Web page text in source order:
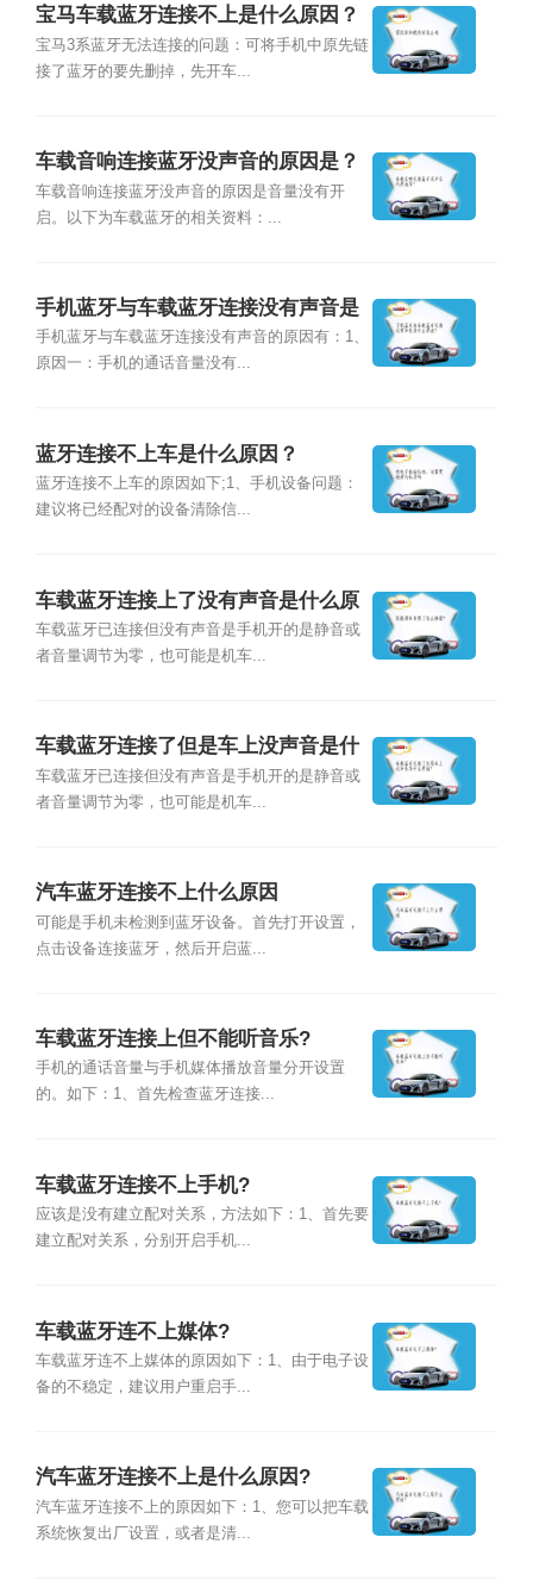
宝马车载蓝牙连接不上是什么原因？
宝马3系蓝牙无法连接的问题：可将手机中原先链
接了蓝牙的要先删掉，先开车...
车载音响连接蓝牙没声音的原因是？
车载音响连接蓝牙没声音的原因是音量没有开
启。以下为车载蓝牙的相关资料：...
手机蓝牙与车载蓝牙连接没有声音是
什么原因？
手机蓝牙与车载蓝牙连接没有声音的原因有：1、
原因一：手机的通话音量没有...
蓝牙连接不上车是什么原因？
蓝牙连接不上车的原因如下;1、手机设备问题：
建议将已经配对的设备清除信...
车载蓝牙连接上了没有声音是什么原
因？
车载蓝牙已连接但没有声音是手机开的是静音或
者音量调节为零，也可能是机车...
车载蓝牙连接了但是车上没声音是什
么原因？
车载蓝牙已连接但没有声音是手机开的是静音或
者音量调节为零，也可能是机车...
汽车蓝牙连接不上什么原因
可能是手机未检测到蓝牙设备。首先打开设置，
点击设备连接蓝牙，然后开启蓝...
车载蓝牙连接上但不能听音乐?
手机的通话音量与手机媒体播放音量分开设置
的。如下：1、首先检查蓝牙连接...
车载蓝牙连接不上手机?
应该是没有建立配对关系，方法如下：1、首先要
建立配对关系，分别开启手机...
车载蓝牙连不上媒体?
车载蓝牙连不上媒体的原因如下：1、由于电子设
备的不稳定，建议用户重启手...
汽车蓝牙连接不上是什么原因?
汽车蓝牙连接不上的原因如下：1、您可以把车载
系统恢复出厂设置，或者是清...